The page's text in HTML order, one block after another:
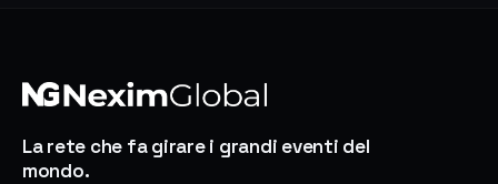
La rete che fa girare i grandi eventi del
mondo.